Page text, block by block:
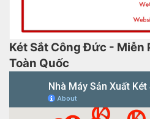
Két Sắt Công Đức - Miễn
Toàn Quốc